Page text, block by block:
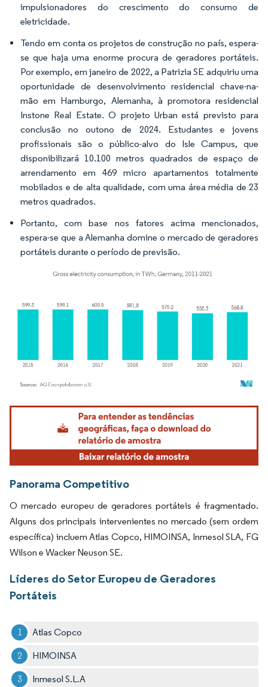
impulsionadores do crescimento do consumo de
eletricidade.
Tendo em conta os projetos de construção no país, espera-
se que haja uma enorme procura de geradores portáteis.
Por exemplo, em janeiro de 2022, a Patrizia SE adquiriu uma
oportunidade de desenvolvimento residencial chave-na-
mão em Hamburgo, Alemanha, à promotora residencial
Instone Real Estate. O projeto Urban está previsto para
conclusão no outono de 2024. Estudantes e jovens
profissionais são o público-alvo do Isle Campus, que
disponibilizará 10.100 metros quadrados de espaço de
arrendamento em 469 micro apartamentos totalmente
mobilados e de alta qualidade, com uma área média de 23
metros quadrados.
Portanto, com base nos fatores acima mencionados,
espera-se que a Alemanha domine o mercado de geradores
portáteis durante o período de previsão.
Imagem © Mordor Intelligence. O reuso requer atribuição conforme CC BY 4.0.
Panorama Competitivo
O mercado europeu de geradores portáteis é fragmentado.
Alguns dos principais intervenientes no mercado (sem ordem
específica) incluem Atlas Copco, HIMOINSA, Inmesol SLA, FG
Wilson e Wacker Neuson SE.
Líderes do Setor Europeu de Geradores
Portáteis
Atlas Copco
HIMOINSA
Inmesol S.L.A